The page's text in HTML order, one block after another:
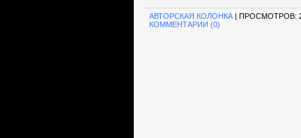
АВТОРСКАЯ КОЛОНКА | ПРОСМОТРОВ:
КОММЕНТАРИИ (0)